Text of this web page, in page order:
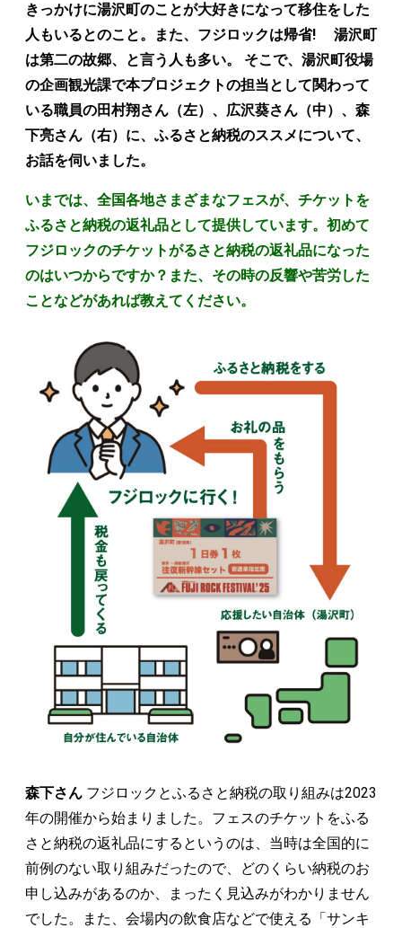
きっかけに湯沢町のことが大好きになって移住をした
人もいるとのこと。また、フジロックは帰省! 湯沢町
は第二の故郷、と言う人も多い。 そこで、湯沢町役場
の企画観光課で本プロジェクトの担当として関わって
いる職員の田村翔さん（左）、広沢葵さん（中）、森
下亮さん（右）に、ふるさと納税のススメについて、
お話を伺いました。
いまでは、全国各地さまざまなフェスが、チケットを
ふるさと納税の返礼品として提供しています。初めて
フジロックのチケットがるさと納税の返礼品になった
のはいつからですか？また、その時の反響や苦労した
ことなどがあれば教えてください。
森下さん フジロックとふるさと納税の取り組みは2023
年の開催から始まりました。フェスのチケットをふる
さと納税の返礼品にするというのは、当時は全国的に
前例のない取り組みだったので、どのくらい納税のお
申し込みがあるのか、まったく見込みがわかりません
でした。また、会場内の飲食店などで使える「サンキ